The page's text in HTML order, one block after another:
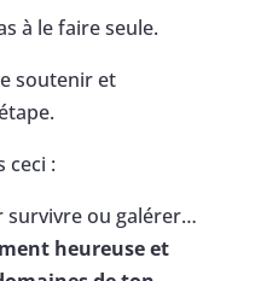
à le faire seule.
soutenir et
ceci :
survivre ou galérer…
heureuse et